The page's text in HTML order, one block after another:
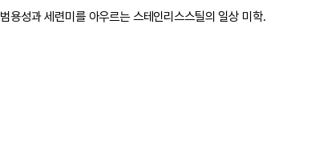
범용성과 세련미를 아우르는 스테인리스스틸의 일상 미학.